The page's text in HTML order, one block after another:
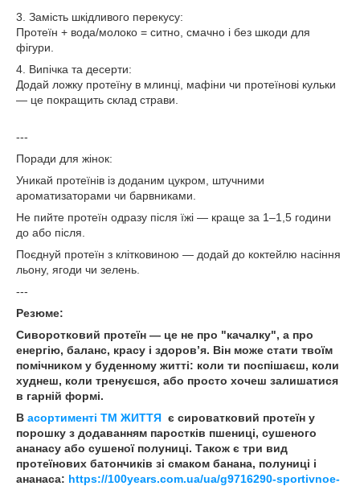
3. Замість шкідливого перекусу:
Протеїн + вода/молоко = ситно, смачно і без шкоди для
фігури.
4. Випічка та десерти:
Додай ложку протеїну в млинці, мафіни чи протеїнові кульки
— це покращить склад страви.
---
Поради для жінок:
Уникай протеїнів із доданим цукром, штучними
ароматизаторами чи барвниками.
Не пийте протеїн одразу після їжі — краще за 1–1,5 години
до або після.
Поєднуй протеїн з клітковиною — додай до коктейлю насіння
льону, ягоди чи зелень.
---
Резюме:
Сиворотковий протеїн — це не про "качалку", а про
енергію, баланс, красу і здоров’я. Він може стати твоїм
помічником у буденному житті: коли ти поспішаєш, коли
худнеш, коли тренуєшся, або просто хочеш залишатися
в гарній формі.
В асортименті ТМ ЖИТТЯ є сироватковий протеїн у
порошку з додаванням паростків пшениці, сушеного
ананасу або сушеної полуниці. Також є три вид
протеїнових батончиків зі смаком банана, полуниці і
ананаса: https://100years.com.ua/ua/g9716290-sportivnoe-